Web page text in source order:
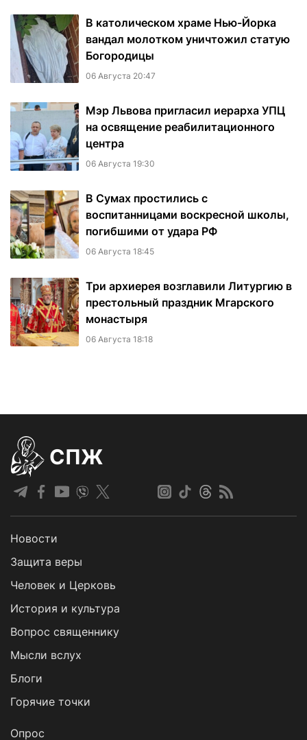
В католическом храме Нью-Йорка
вандал молотком уничтожил статую
Богородицы
06 Августа 20:47
Мэр Львова пригласил иерарха УПЦ
на освящение реабилитационного
центра
06 Августа 19:30
В Сумах простились с
воспитанницами воскресной школы,
погибшими от удара РФ
06 Августа 18:45
Три архиерея возглавили Литургию в
престольный праздник Мгарского
монастыря
06 Августа 18:18
СПЖ
Новости
Защита веры
Человек и Церковь
История и культура
Вопрос священнику
Мысли вслух
Блоги
Горячие точки
Опрос